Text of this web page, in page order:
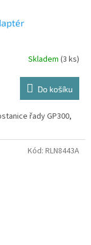
Skladem (3 ks)
Do košíku
řady GP300,
Kód: RLN8443A